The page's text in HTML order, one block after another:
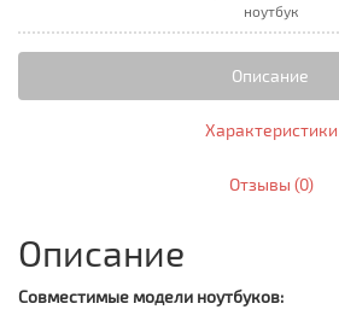
ноутбук
Описание
Характеристики
Отзывы (0)
Описание
Совместимые модели ноутбуков: